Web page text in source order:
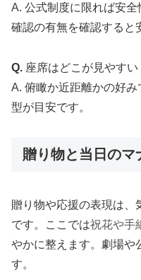
A. 公式制度に限れば安
確認の有無を確認すると
Q. 座席はどこが見やすい
A. 俯瞰か近距離かの好
型が目安です。
贈り物と当日のマ
贈り物や応援の表現は、
です。ここでは祝花や手
やかに整えます。劇場や
す。